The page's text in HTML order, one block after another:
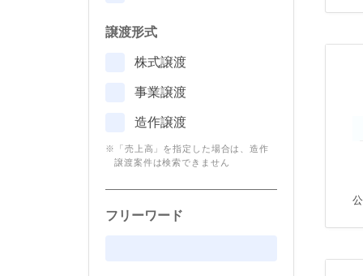
譲渡形式
株式譲渡
事業譲渡
造作譲渡
※「売上高」を指定した場合は、造作
譲渡案件は検索できません
フリーワード